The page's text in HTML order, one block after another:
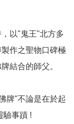
以"鬼王"北方多
作之聖物口碑極
結合的師父。
牌"不論是在於起
驗事蹟 !